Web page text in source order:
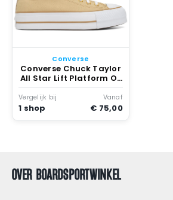
Converse
Converse Chuck Taylor
All Star Lift Platform Ox
Herringbone Stripe
Sunflower Utility
Sunflower/trek Tan
Vergelijk bij
1 shop
Vanaf
€ 75,00
OVER BOARDSPORTWINKEL